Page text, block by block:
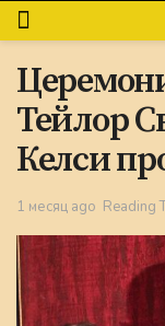
Тейлор
Келси
1 месяц ago Reading